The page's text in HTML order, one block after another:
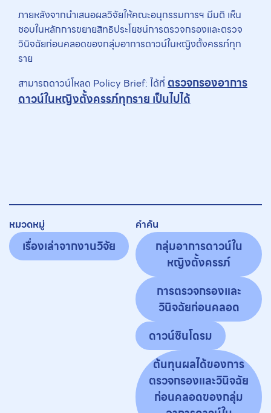
ภายหลังจากนำเสนอผลวิจัยให้คณะอนุกรรมการฯ มีมติ เห็น
ชอบในหลักการขยายสิทธิประโยชน์การตรวจกรองและตรวจ
วินิจฉัยก่อนคลอดของกลุ่มอาการดาวน์ในหญิงตั้งครรภ์ทุก
ราย
สามารถดาวน์โหลด Policy Brief: ได้ที่ ตรวจกรองอาการ
ดาวน์ในหญิงตั้งครรภ์ทุกราย เป็นไปได้
หมวดหมู่
เรื่องเล่าจากงานวิจัย
คำค้น
กลุ่มอาการดาวน์ใน
หญิงตั้งครรภ์
การตรวจกรองและ
วินิจฉัยก่อนคลอด
ดาวน์ซินโดรม
ต้นทุนผลได้ของการ
ตรวจกรองและวินิจฉัย
ก่อนคลอดของกลุ่ม